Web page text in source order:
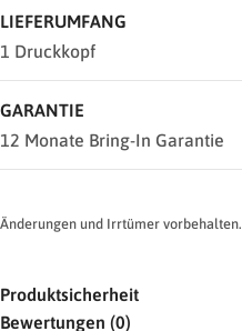
LIEFERUMFANG
1 Druckkopf
GARANTIE
12 Monate Bring-In Garantie
Änderungen und Irrtümer vorbehalten.
Produktsicherheit
Bewertungen (0)